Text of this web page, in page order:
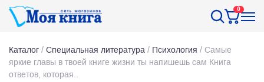
0
Каталог / Специальная литература / Психология / Самые
яркие главы в твоей книге жизни ты напишешь сам Книга
ответов, которая..